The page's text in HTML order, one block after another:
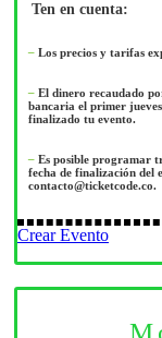
Ten en cuenta:
– Los precios y tarifas
– El dinero recaudado
bancaria el primer
finalizado tu evento.
– Es posible programar
fecha de finalización del
contacto@ticketcode.co.
Crear Evento